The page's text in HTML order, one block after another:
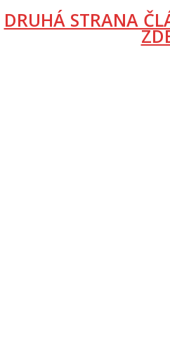
DRUHÁ STRANA